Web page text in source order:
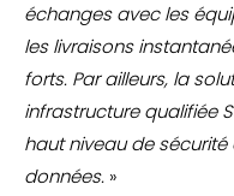
échanges avec les
les livraisons
forts. Par ailleurs, la
infrastructure qualifiée
haut niveau de
données. »